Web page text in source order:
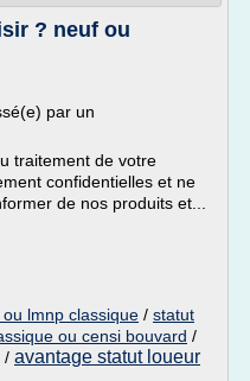
? neuf ou
par un
traitement de votre
confidentielles et ne
de nos produits et...
lmnp classique / statut
ou censi bouvard /
/ avantage statut loueur